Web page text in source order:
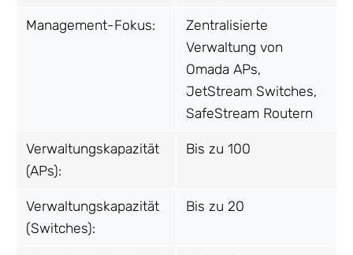
Management-Fokus:
Zentralisierte
Verwaltung von
Omada APs,
JetStream Switches,
SafeStream Routern
Verwaltungskapazität
(APs):
Bis zu 100
Verwaltungskapazität
(Switches):
Bis zu 20